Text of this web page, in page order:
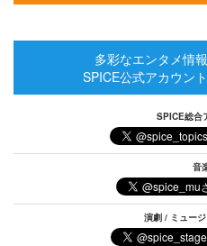
多彩なエンタメ情
SPICE公式アカウン
SPICE総合
音
演劇 / ミュー